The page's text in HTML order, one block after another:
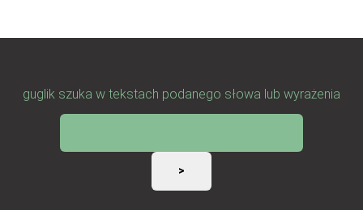
guglik szuka w tekstach podanego słowa lub wyrażenia